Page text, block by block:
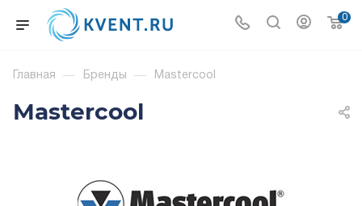
0
Главная — Бренды — Mastercool
Mastercool